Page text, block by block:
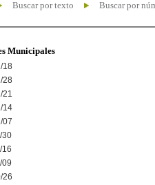
Buscar por texto Buscar por
Municipales
18
28
21
14
07
30
16
09
26